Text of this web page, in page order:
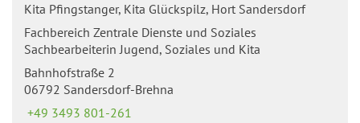
Kita Pfingstanger, Kita Glückspilz, Hort Sandersdorf
Fachbereich Zentrale Dienste und Soziales
Sachbearbeiterin Jugend, Soziales und Kita
Bahnhofstraße 2
06792 Sandersdorf-Brehna
+49 3493 801-261